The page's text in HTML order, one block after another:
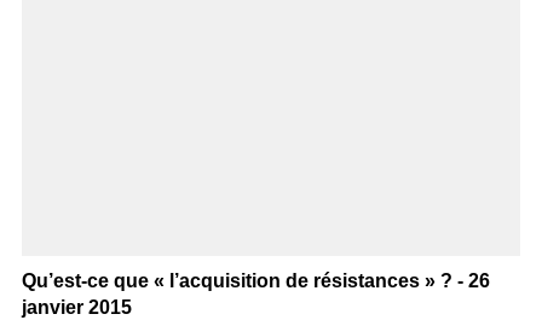
Qu’est-ce que « l’acquisition de résistances » ? - 26
janvier 2015